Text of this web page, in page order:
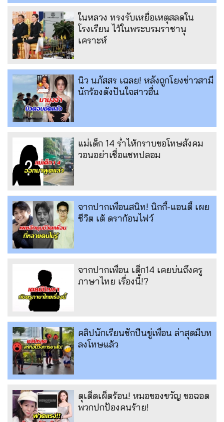
ในหลวง ทรงรับเหยื่อเหตุสลดใน
โรงเรียน ไว้ในพระบรมราชานุ
เคราะห์
นิว นภัสสร เฉลย! หลังถูกโยงข่าวสามี
นักร้องดังปันใจสาวอื่น
แม่เด็ก 14 ร่ำไห้กราบขอโทษสังคม
วอนอย่าเชื่อแชทปลอม
จากปากเพื่อนสนิท! นิกกี้-แอนดี้ เผย
ชีวิต เต้ ดราก้อนไฟว์
จากปากเพื่อน เด็ก14 เคยบ่นถึงครู
ภาษาไทย เรื่องนี้!?
คลิปนักเรียนชักปืนขู่เพื่อน ล่าสุดมีบท
ลงโทษแล้ว
ดุเด็ดเผ็ดร้อน! หมอของขวัญ ขอฉอด
พวกปกป้องคนร้าย!